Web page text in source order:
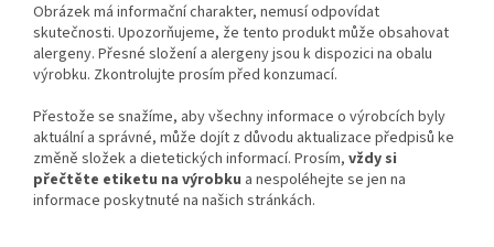
Obrázek má informační charakter, nemusí odpovídat
skutečnosti. Upozorňujeme, že tento produkt může obsahovat
alergeny. Přesné složení a alergeny jsou k dispozici na obalu
výrobku. Zkontrolujte prosím před konzumací.
Přestože se snažíme, aby všechny informace o výrobcích byly
aktuální a správné, může dojít z důvodu aktualizace předpisů ke
změně složek a dietetických informací. Prosím, vždy si
přečtěte etiketu na výrobku a nespoléhejte se jen na
informace poskytnuté na našich stránkách.